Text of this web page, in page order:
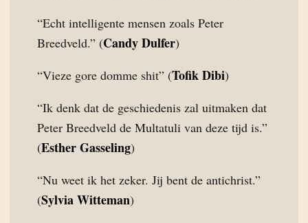
“Echt intelligente mensen zoals Peter
Breedveld.” (Candy Dulfer)
“Vieze gore domme shit” (Tofik Dibi)
“Ik denk dat de geschiedenis zal uitmaken dat
Peter Breedveld de Multatuli van deze tijd is.”
(Esther Gasseling)
“Nu weet ik het zeker. Jij bent de antichrist.”
(Sylvia Witteman)